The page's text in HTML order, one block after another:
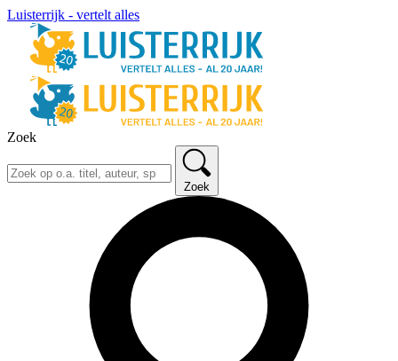
Luisterrijk - vertelt alles
Zoek
Zoek